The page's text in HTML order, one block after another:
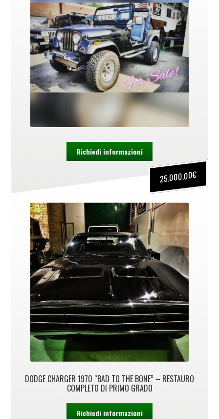
25.000,00€
Richiedi informazioni
DODGE CHARGER 1970 “BAD TO THE BONE” – RESTAURO
COMPLETO DI PRIMO GRADO
Richiedi informazioni